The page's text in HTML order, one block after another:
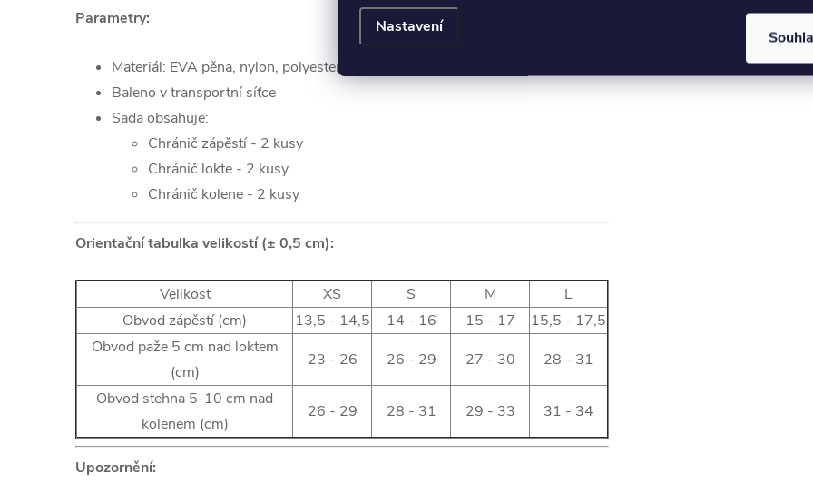
Nastavení
Parametry:
Materiál: EVA pěna, nylon, polyester a PE
Baleno v transportní síťce
Sada obsahuje:
Chránič zápěstí - 2 kusy
Chránič lokte - 2 kusy
Chránič kolene - 2 kusy
Orientační tabulka velikostí (± 0,5 cm):
Velikost XS S M
L
Obvod zápěstí (cm)
13,5 - 14,5 14 - 16 15 - 17
15,5 - 17,5
Obvod paže 5 cm nad loktem
(cm)
23 - 26 26 - 29 27 - 30
28 - 31
Obvod stehna 5-10 cm nad
kolenem (cm)
26 - 29 28 - 31 29 - 33 31 - 34
Upozornění: